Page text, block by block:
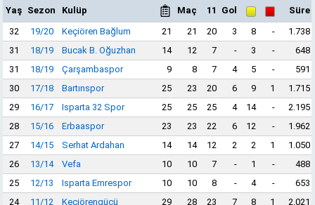
Yaş Sezon Kulüp Maç 11 Gol
Süre
32
19/20 Keçiören Bağlum 21 21 20 3 8 -
1.738
31
18/19 Bucak B. Oğuzhan 14 12 7 - 3 -
648
31
18/19 Çarşambaspor 9 8 7 4 5 -
591
30
17/18 Bartınspor 25 23 20 6 9 1
1.715
29
16/17 Isparta 32 Spor 25 25 25 4 14 -
2.195
28
15/16 Erbaaspor 23 23 22 6 12 -
1.962
27
14/15 Serhat Ardahan 14 14 12 2 2 1
1.050
26
13/14 Vefa 10 10 7 - 1 -
488
25
12/13 Isparta Emrespor 10 10 8 - 4 -
653
24
11/12 Keçiörengücü 29 28 23 7 8 1 2.021